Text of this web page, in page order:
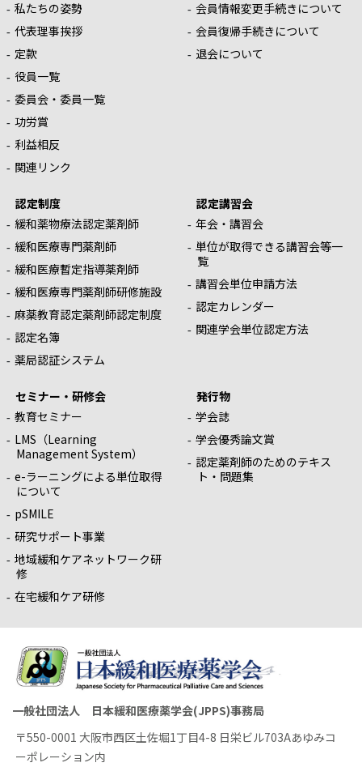
私たちの姿勢
代表理事挨拶
定款
役員一覧
委員会・委員一覧
功労賞
利益相反
関連リンク
会員情報変更手続きについて
会員復帰手続きについて
退会について
認定制度
緩和薬物療法認定薬剤師
緩和医療専門薬剤師
緩和医療暫定指導薬剤師
緩和医療専門薬剤師研修施設
麻薬教育認定薬剤師認定制度
認定名簿
薬局認証システム
認定講習会
年会・講習会
単位が取得できる講習会等一
覧
講習会単位申請方法
認定カレンダー
関連学会単位認定方法
セミナー・研修会
教育セミナー
LMS（Learning
Management System）
e-ラーニングによる単位取得
について
pSMILE
研究サポート事業
地域緩和ケアネットワーク研
修
在宅緩和ケア研修
発行物
学会誌
学会優秀論文賞
認定薬剤師のためのテキス
ト・問題集
一般社団法人 日本緩和医療薬学会(JPPS)事務局
〒550-0001 大阪市西区土佐堀1丁目4-8 日栄ビル703Aあゆみコ
ーポレーション内